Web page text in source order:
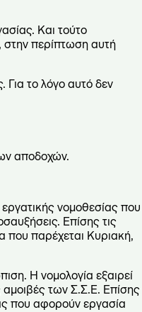
Και τούτο
στην περίπτωση αυτή
Για το λόγο αυτό δεν
αποδοχών.
εργατικής νομοθεσίας που
Επίσης τις
που παρέχεται Κυριακή,
Η νομολογία εξαιρεί
αμοιβές των Σ.Σ.Ε. Επίσης
που αφορούν εργασία